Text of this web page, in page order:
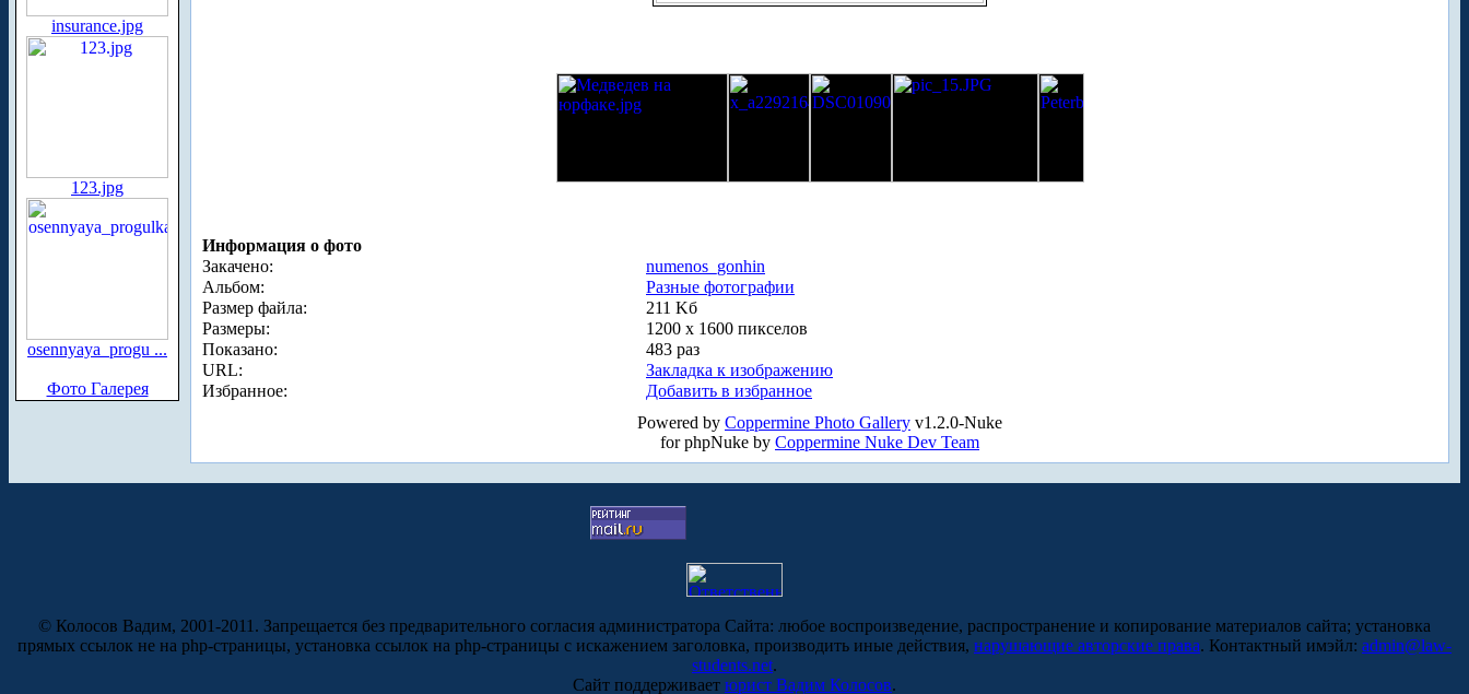
insurance.jpg
123.jpg
osennyaya_progu ...
Фото Галерея
Информация о фото
Закачено:
numenos_gonhin
Альбом:
Разные фотографии
Размер файла:
211 Kб
Размеры:
1200 x 1600 пикселов
Показано:
483 раз
URL:
Закладка к изображению
Избранное:
Добавить в избранное
Powered by Coppermine Photo Gallery v1.2.0-Nuke
for phpNuke by Coppermine Nuke Dev Team
© Колосов Вадим, 2001-2011. Запрещается без предварительного согласия администратора Сайта: любое воспроизведение, распространение и копирование материалов сайта; установка
прямых ссылок не на php-страницы, установка ссылок на php-страницы с искажением заголовка, производить иные действия, нарушающие авторские права. Контактный имэйл: admin@law-
students.net.
Сайт поддерживает юрист Вадим Колосов.